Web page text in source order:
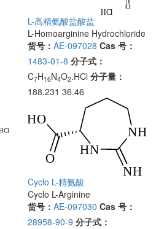
L-高精氨酸盐酸盐
L-Homoarginine Hydrochloride
货号： AE-097028 Cas 号：
1483-01-8 分子式：
C7H16N4O2.HCl 分子量：
188.231 36.46
Cyclo L-精氨酸
Cyclo L-Arginine
货号： AE-097030 Cas 号：
28958-90-9 分子式：